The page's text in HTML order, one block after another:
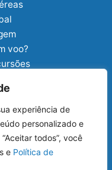
experiência de
personalizado e
todos”, você
e Política de
voo?